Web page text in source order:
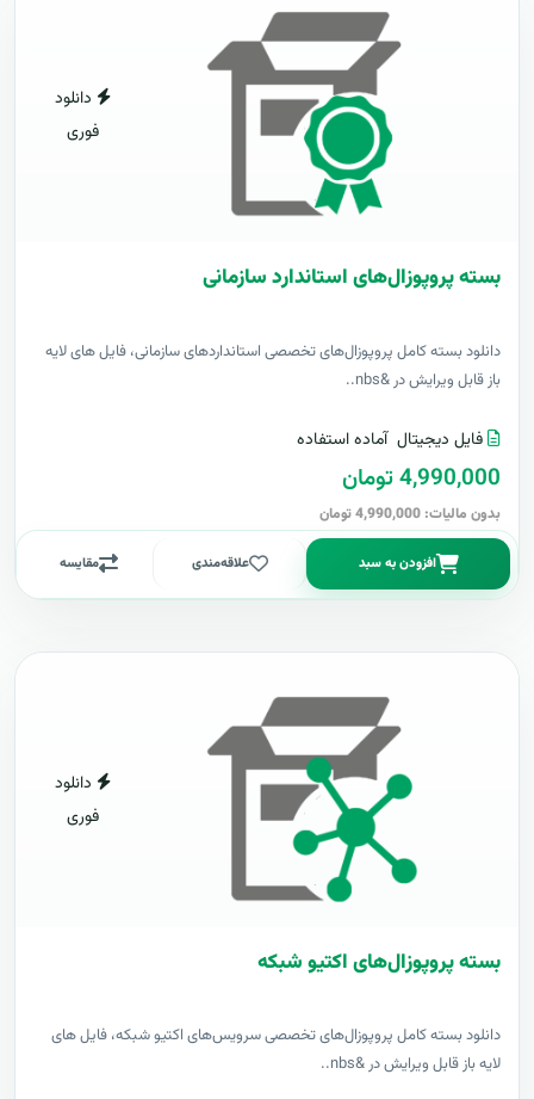
دانلود
فوری
بسته پروپوزال‌های استاندارد سازمانی
دانلود بسته کامل پروپوزال‌های تخصصی استانداردهای سازمانی، فایل های لایه
باز قابل ویرایش در &nbs..
فایل دیجیتال آماده استفاده
4,990,000 تومان
بدون مالیات: 4,990,000 تومان
افزودن به سبد علاقه‌مندی مقایسه
دانلود
فوری
بسته پروپوزال‌های اکتیو شبکه
دانلود بسته کامل پروپوزال‌های تخصصی سرویس‌های اکتیو شبکه، فایل های
لایه باز قابل ویرایش در &nbs..